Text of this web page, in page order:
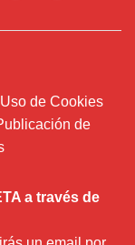
de Cookies
de
a través de